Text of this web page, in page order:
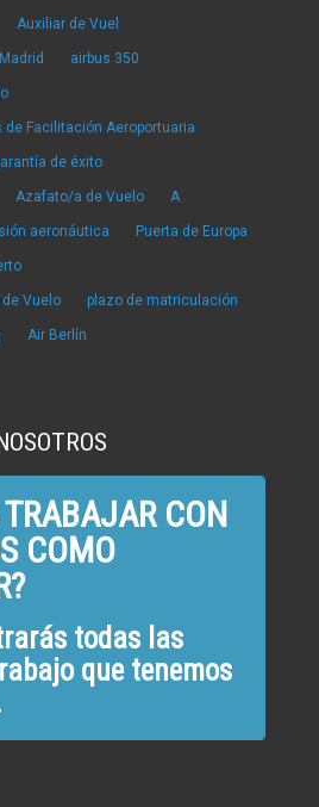
Auxiliar de Vuel
airbus 350
de Facilitación Aeroportuaria
de éxito
Azafato/a de Vuelo A
aeronáutica Puerta de Europa
Vuelo plazo de matriculación
Air Berlín
TRABAJAR CON
COMO
todas las
que tenemos